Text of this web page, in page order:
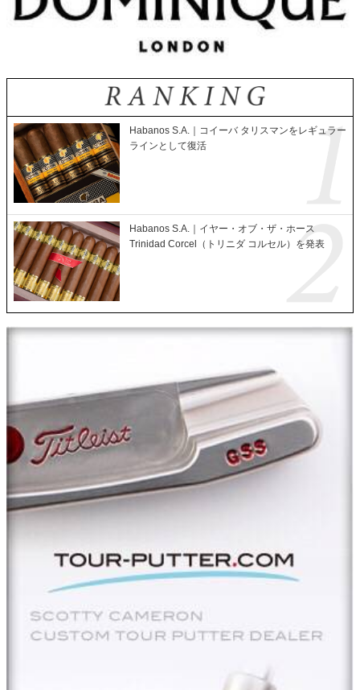
Habanos S.A.｜コイーバ タリスマンをレギュラー
ラインとして復活
Habanos S.A.｜イヤー・オブ・ザ・ホース
Trinidad Corcel（トリニダ コルセル）を発表